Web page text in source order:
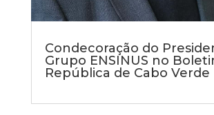
Condecoração do
Grupo ENSINUS no
República de Cabo Verde